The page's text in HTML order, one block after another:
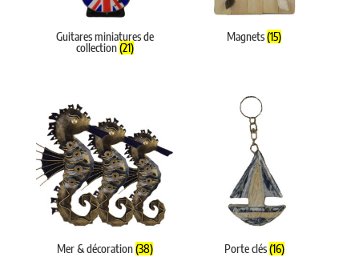
Guitares miniatures de
collection(21)
Magnets(15)
Mer & décoration(38) Porte clés(16)